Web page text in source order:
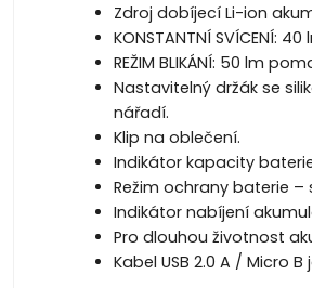
Zdroj dobíjecí Li-ion
KONSTANTNÍ SVÍCENÍ:
REŽIM BLIKÁNÍ: 50 lm
Nastavitelný držák se
nářadí.
Klip na oblečení.
Indikátor kapacity
Režim ochrany baterie
Indikátor nabíjení
Pro dlouhou životnost
Kabel USB 2.0 A / Micro B